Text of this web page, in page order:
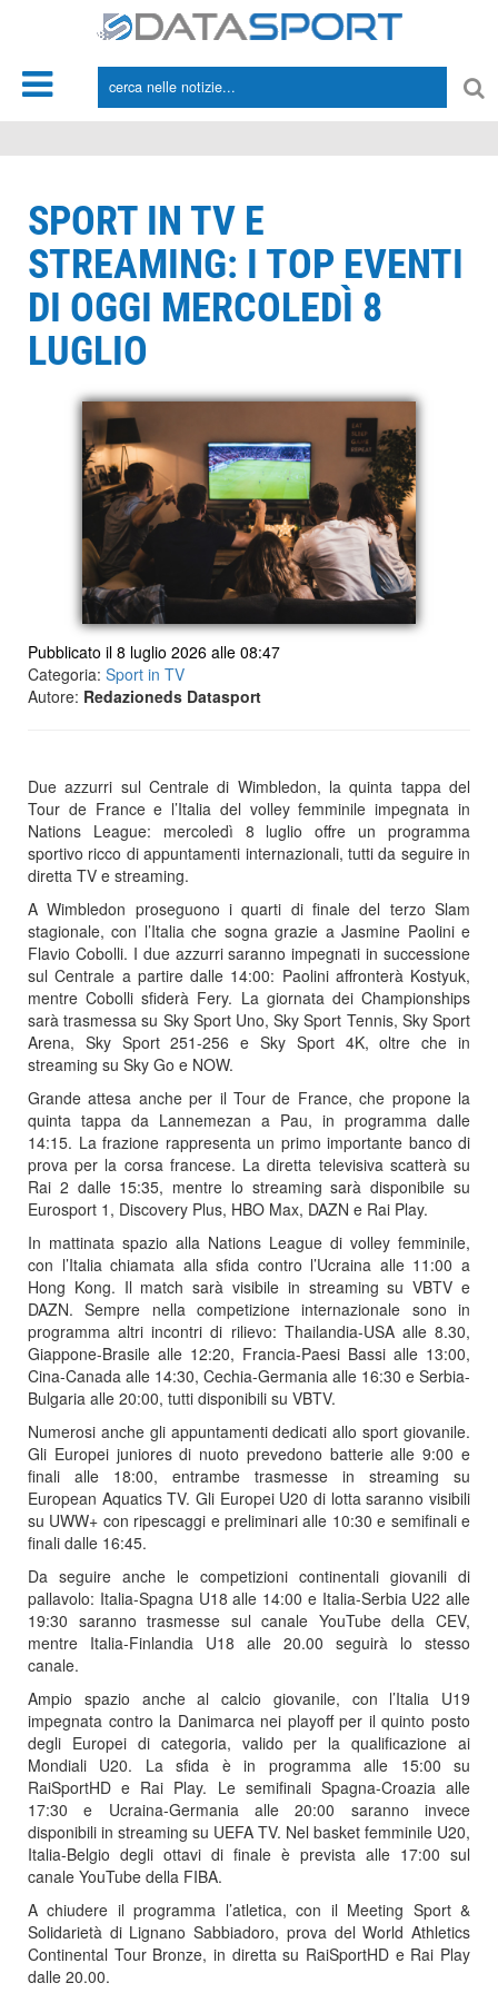
SPORT IN TV E
STREAMING: I TOP EVENTI
DI OGGI MERCOLEDÌ 8
LUGLIO
Pubblicato il 8 luglio 2026 alle 08:47
Categoria: Sport in TV
Autore: Redazioneds Datasport
Due azzurri sul Centrale di Wimbledon, la quinta tappa del
Tour de France e l’Italia del volley femminile impegnata in
Nations League: mercoledì 8 luglio offre un programma
sportivo ricco di appuntamenti internazionali, tutti da seguire in
diretta TV e streaming.
A Wimbledon proseguono i quarti di finale del terzo Slam
stagionale, con l’Italia che sogna grazie a Jasmine Paolini e
Flavio Cobolli. I due azzurri saranno impegnati in successione
sul Centrale a partire dalle 14:00: Paolini affronterà Kostyuk,
mentre Cobolli sfiderà Fery. La giornata dei Championships
sarà trasmessa su Sky Sport Uno, Sky Sport Tennis, Sky Sport
Arena, Sky Sport 251-256 e Sky Sport 4K, oltre che in
streaming su Sky Go e NOW.
Grande attesa anche per il Tour de France, che propone la
quinta tappa da Lannemezan a Pau, in programma dalle
14:15. La frazione rappresenta un primo importante banco di
prova per la corsa francese. La diretta televisiva scatterà su
Rai 2 dalle 15:35, mentre lo streaming sarà disponibile su
Eurosport 1, Discovery Plus, HBO Max, DAZN e Rai Play.
In mattinata spazio alla Nations League di volley femminile,
con l’Italia chiamata alla sfida contro l’Ucraina alle 11:00 a
Hong Kong. Il match sarà visibile in streaming su VBTV e
DAZN. Sempre nella competizione internazionale sono in
programma altri incontri di rilievo: Thailandia-USA alle 8.30,
Giappone-Brasile alle 12:20, Francia-Paesi Bassi alle 13:00,
Cina-Canada alle 14:30, Cechia-Germania alle 16:30 e Serbia-
Bulgaria alle 20:00, tutti disponibili su VBTV.
Numerosi anche gli appuntamenti dedicati allo sport giovanile.
Gli Europei juniores di nuoto prevedono batterie alle 9:00 e
finali alle 18:00, entrambe trasmesse in streaming su
European Aquatics TV. Gli Europei U20 di lotta saranno visibili
su UWW+ con ripescaggi e preliminari alle 10:30 e semifinali e
finali dalle 16:45.
Da seguire anche le competizioni continentali giovanili di
pallavolo: Italia-Spagna U18 alle 14:00 e Italia-Serbia U22 alle
19:30 saranno trasmesse sul canale YouTube della CEV,
mentre Italia-Finlandia U18 alle 20.00 seguirà lo stesso
canale.
Ampio spazio anche al calcio giovanile, con l’Italia U19
impegnata contro la Danimarca nei playoff per il quinto posto
degli Europei di categoria, valido per la qualificazione ai
Mondiali U20. La sfida è in programma alle 15:00 su
RaiSportHD e Rai Play. Le semifinali Spagna-Croazia alle
17:30 e Ucraina-Germania alle 20:00 saranno invece
disponibili in streaming su UEFA TV. Nel basket femminile U20,
Italia-Belgio degli ottavi di finale è prevista alle 17:00 sul
canale YouTube della FIBA.
A chiudere il programma l’atletica, con il Meeting Sport &
Solidarietà di Lignano Sabbiadoro, prova del World Athletics
Continental Tour Bronze, in diretta su RaiSportHD e Rai Play
dalle 20.00.